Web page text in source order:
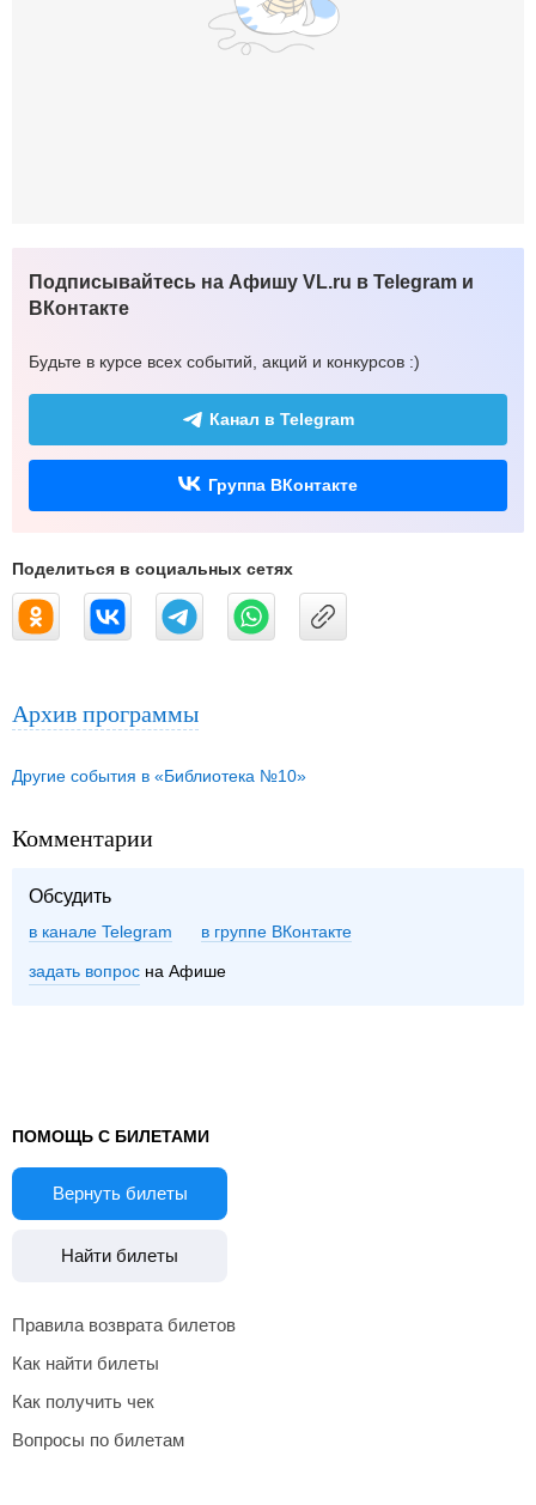
Подписывайтесь на Афишу VL.ru в Telegram и
ВКонтакте
Будьте в курсе всех событий, акций и конкурсов :)
Канал в Telegram
Группа ВКонтакте
Поделиться в социальных сетях
Архив программы
Другие события в «Библиотека №10»
Комментарии
Обсудить
в канале Telegram группе ВКонтакте
задать вопрос на Афише
ПОМОЩЬ С БИЛЕТАМИ
Вернуть билеты
Найти билеты
Правила возврата билетов
Как найти билеты
Как получить чек
Вопросы по билетам